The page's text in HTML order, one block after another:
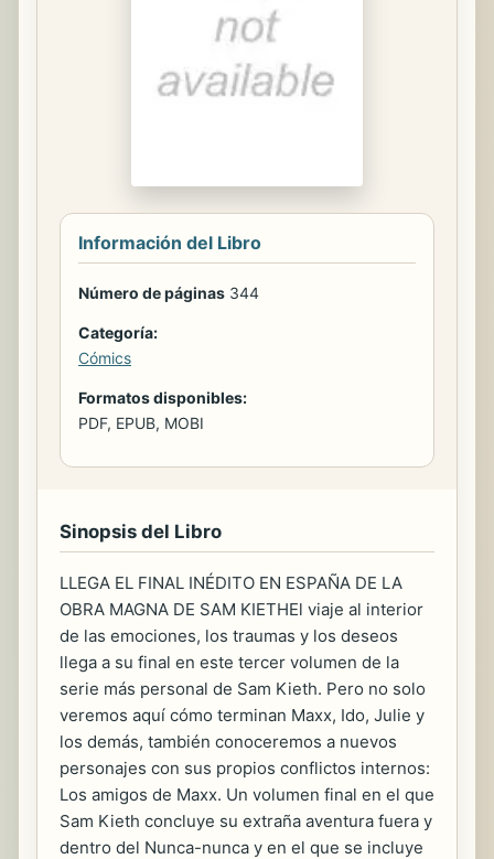
Información del Libro
Número de páginas 344
Categoría:
Cómics
Formatos disponibles:
PDF, EPUB, MOBI
Sinopsis del Libro
LLEGA EL FINAL INÉDITO EN ESPAÑA DE LA
OBRA MAGNA DE SAM KIETHEl viaje al interior
de las emociones, los traumas y los deseos
llega a su final en este tercer volumen de la
serie más personal de Sam Kieth. Pero no solo
veremos aquí cómo terminan Maxx, Ido, Julie y
los demás, también conoceremos a nuevos
personajes con sus propios conflictos internos:
Los amigos de Maxx. Un volumen final en el que
Sam Kieth concluye su extraña aventura fuera y
dentro del Nunca-nunca y en el que se incluye